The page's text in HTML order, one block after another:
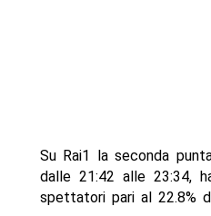
Su Rai1 la seconda
dalle 21:42 alle 23:34,
spettatori pari al 22.8%